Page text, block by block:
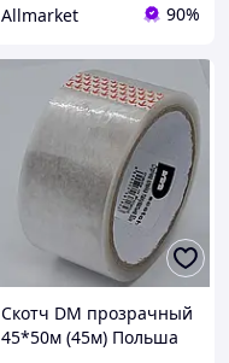
Allmarket 90%
Скотч DM прозрачный
45*50м (45м) Польша